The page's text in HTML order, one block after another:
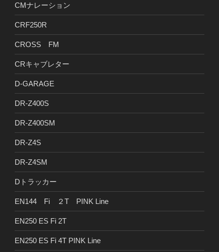
CMナレーション
CRF250R
CROSS FM
CRキャブレター
D-GARAGE
DR-Z400S
DR-Z400SM
DR-Z4S
DR-Z4SM
Dトラッカー
EN144 Fi ２T PINK Line
EN250 ES Fi 2T
EN250 ES Fi 4T PINK Line